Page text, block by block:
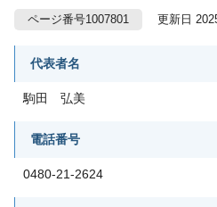
ページ番号1007801 更新日
代表者名
駒田 弘美
電話番号
0480-21-2624